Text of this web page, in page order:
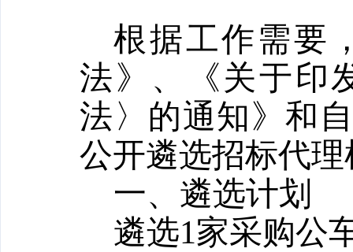
根据工作需要
法》、《关于印
法〉的通知》和
公开遴选招标代理
一、 遴选计划
遴选1家采购公